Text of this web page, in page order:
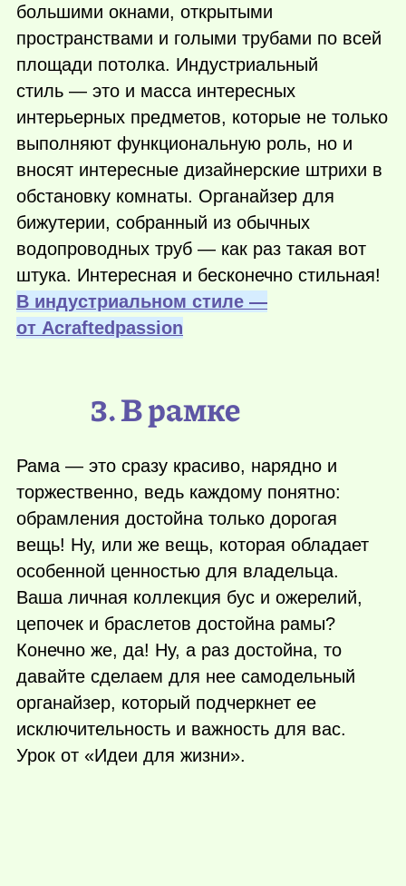
большими окнами, открытыми
пространствами и голыми трубами по всей
площади потолка. Индустриальный
стиль — это и масса интересных
интерьерных предметов, которые не только
выполняют функциональную роль, но и
вносят интересные дизайнерские штрихи в
обстановку комнаты. Органайзер для
бижутерии, собранный из обычных
водопроводных труб — как раз такая вот
штука. Интересная и бесконечно стильная!
В индустриальном стиле —
от Аcraftedpassion
3. В рамке
Рама — это сразу красиво, нарядно и
торжественно, ведь каждому понятно:
обрамления достойна только дорогая
вещь! Ну, или же вещь, которая обладает
особенной ценностью для владельца.
Ваша личная коллекция бус и ожерелий,
цепочек и браслетов достойна рамы?
Конечно же, да! Ну, а раз достойна, то
давайте сделаем для нее самодельный
органайзер, который подчеркнет ее
исключительность и важность для вас.
Урок от «Идеи для жизни».